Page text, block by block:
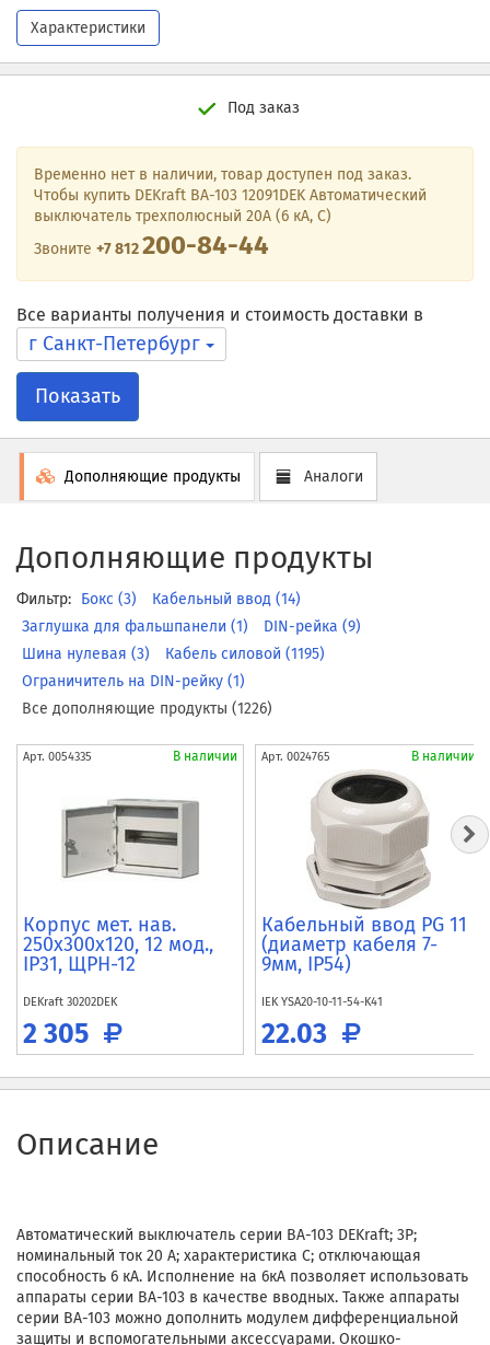
Характеристики
Под заказ
Временно нет в наличии, товар доступен под заказ.
Чтобы купить DEKraft ВА-103 12091DEK Автоматический
выключатель трехполюсный 20А (6 кА, C)
Звоните +7 812200-84-44
Все варианты получения и стоимость доставки в
г Санкт-Петербург
Показать
Дополняющие продукты Аналоги
Дополняющие продукты
Фильтр: Бокс (3)
Кабельный ввод (14)
Заглушка для фальшпанели (1)
DIN-рейка (9)
Шина нулевая (3)
Кабель силовой (1195)
Ограничитель на DIN-рейку (1)
Все дополняющие продукты (1226)
Арт. 0054335 В наличии
Корпус мет. нав.
250х300х120, 12 мод.,
IP31, ЩРН-12
DEKraft 30202DEK
2 305
Арт. 0024765 В наличии
Кабельный ввод PG 11
(диаметр кабеля 7-
9мм, IP54)
IEKYSA20-10-11-54-K41
22.03
Описание
Автоматический выключатель серии ВА-103 DEKraft; 3P;
номинальный ток 20 А; характеристика С; отключающая
способность 6 кА. Исполнение на 6кА позволяет использовать
аппараты серии ВА-103 в качестве вводных. Также аппараты
серии ВА-103 можно дополнить модулем дифференциальной
защиты и вспомогательными аксессуарами. Окошко-